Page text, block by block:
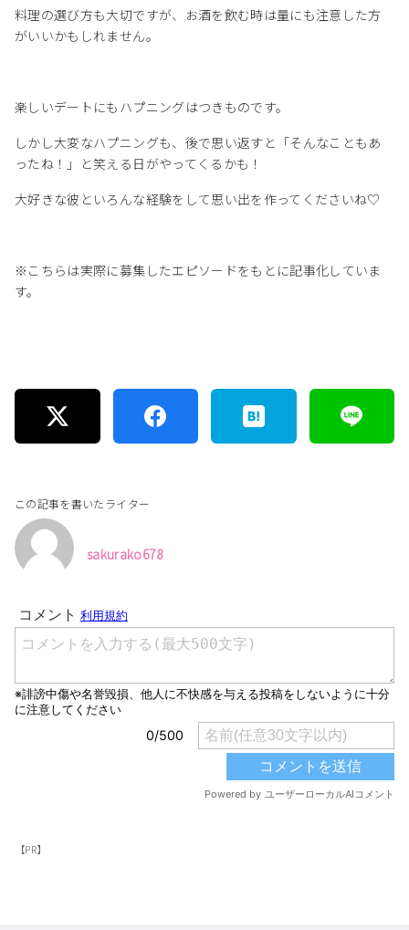
料理の選び方も大切ですが、お酒を飲む時は量にも注意した方
がいいかもしれません。
楽しいデートにもハプニングはつきものです。
しかし大変なハプニングも、後で思い返すと「そんなこともあ
ったね！」と笑える日がやってくるかも！
大好きな彼といろんな経験をして思い出を作ってくださいね♡
※こちらは実際に募集したエピソードをもとに記事化していま
す。
この記事を書いたライター
sakurako678
【PR】